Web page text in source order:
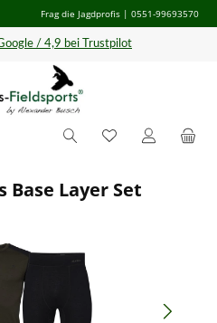
Frag die Jagdprofis | 0551-99693570
/ 4,9 bei Trustpilot
Base Layer Set